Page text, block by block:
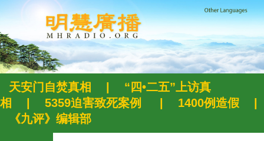
天安门自焚真相
“四•二五”上访真
相
5359迫害致死案例 1400例造假
《九评》编辑部